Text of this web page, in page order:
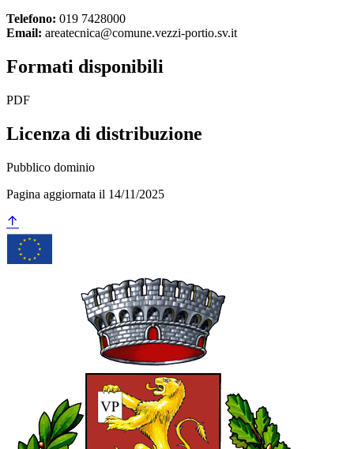
Telefono: 019 7428000
Email: areatecnica@comune.vezzi-portio.sv.it
Formati disponibili
PDF
Licenza di distribuzione
Pubblico dominio
Pagina aggiornata il 14/11/2025